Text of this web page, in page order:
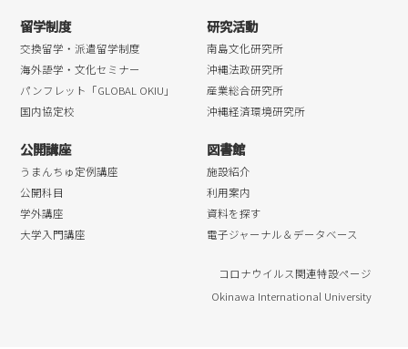
留学制度
交換留学・派遣留学制度
海外語学・文化セミナー
パンフレット「GLOBAL OKIU」
国内協定校
研究活動
南島文化研究所
沖縄法政研究所
産業総合研究所
沖縄経済環境研究所
公開講座
うまんちゅ定例講座
公開科目
学外講座
大学入門講座
図書館
施設紹介
利用案内
資料を探す
電子ジャーナル＆データベース
コロナウイルス関連特設ページ
Okinawa International University